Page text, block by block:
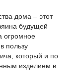
дома – этот
будущей
огромное
пользу
который и по
изделием в